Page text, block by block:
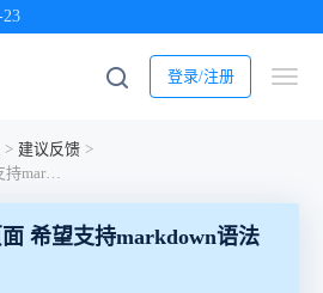
23
登录/注册
> 建议反馈 >
编写用例编辑器页面 希望支持markdown语法
希望支持markdown语法